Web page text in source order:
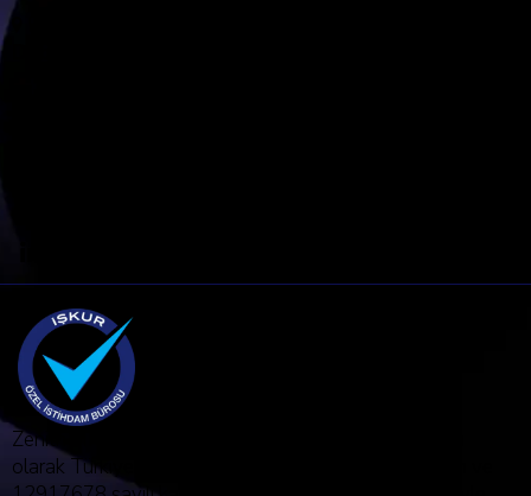
Zenith HR Danışmanlık Ltd.Şti, Özel İstihdam Bürosu
olarak Türkiye İş Kurumu tarafından 07.12.2022 tarih ve